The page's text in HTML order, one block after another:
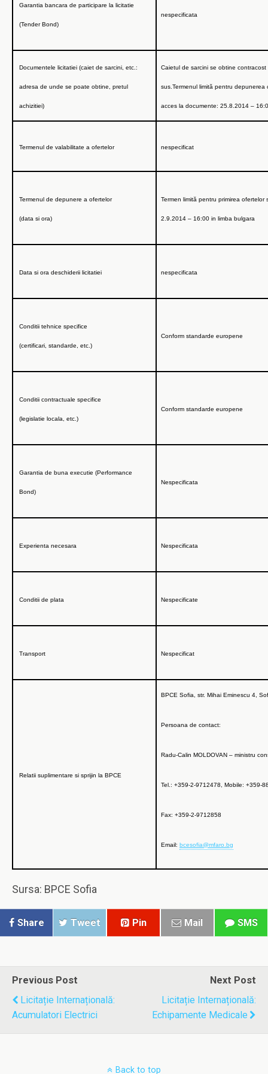
Garantia bancara de participare la licitatie
(Tender Bond)
nespecificata
Documentele licitatiei (caiet de sarcini, etc.:
adresa de unde se poate obtine, pretul
achizitiei)
Caietul de sarcini se obtine
sus.Termenul limită pentru
acces la documente: 25.8.2014 –
Termenul de valabilitate a ofertelor nespecificat
Termenul de depunere a ofertelor
(data si ora)
Termen limită pentru primirea ofertelor
2.9.2014 – 16:00 in limba bulgara
Data si ora deschiderii licitatiei nespecificata
Conditii tehnice specifice
(certificari, standarde, etc.)
Conform standarde europene
Conditii contractuale specifice
(legislatie locala, etc.)
Conform standarde europene
Garantia de buna executie (Performance
Bond)
Nespecificata
Experienta necesara Nespecificata
Conditii de plata Nespecificate
Transport Nespecificat
Relatii suplimentare si sprijin la BPCE
BPCE Sofia, str. Mihai Eminescu 4,
Persoana de contact:
Radu-Calin MOLDOVAN – ministru
Tel.: +359-2-9712478, Mobile: +359-
Fax: +359-2-9712858
Email: bcesofia@mfaro.bg
Sursa: BPCE Sofia
Share Tweet Pin Mail SMS
Previous Post
Licitație Internațională:
Acumulatori Electrici
Next Post
Licitație Internațională:
Echipamente Medicale
Back to top